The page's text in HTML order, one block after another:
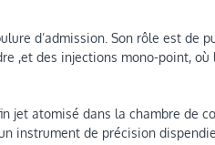
d’admission. Son rôle est de
,et des injections mono-point, où
jet atomisé dans la chambre de
instrument de précision